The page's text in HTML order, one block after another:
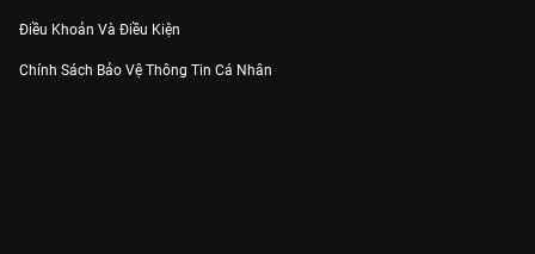
Điều Khoản Và Điều Kiện
Chính Sách Bảo Vệ Thông Tin Cá Nhân